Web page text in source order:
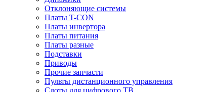
Отклоняющие системы
Платы T-CON
Платы инвертора
Платы питания
Платы разные
Подставки
Приводы
Прочие запчасти
Пульты дистанционного управления
Слоты для цифрового ТВ